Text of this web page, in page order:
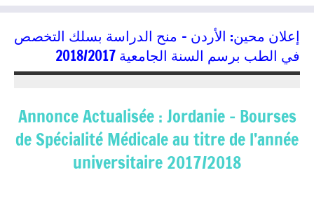
إعلان محين: الأردن – منح الدراسة بسلك التخصص
في الطب برسم السنة الجامعية 2018/2017
Annonce Actualisée : Jordanie – Bourses
de Spécialité Médicale au titre de l’année
universitaire 2017/2018